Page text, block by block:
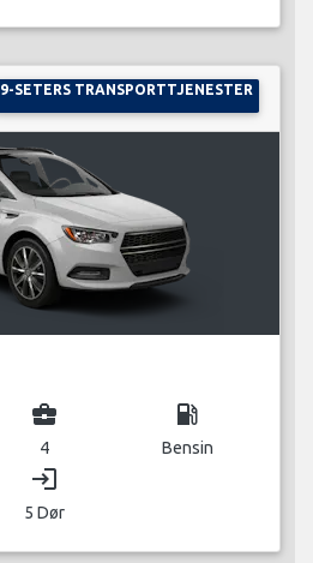
9-SETERS TRANSPORTTJENESTER
business_center
4
local_gas_station
Bensin
login
5 Dør